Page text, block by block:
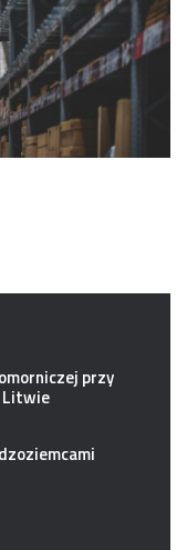
przy
Litwie